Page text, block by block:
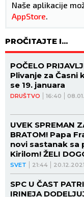
Naše aplikacije
AppStore
PROČITAJTE I...
DRUŠTVO 16:40
POČELO
Plivanje za Časni
se 19. januara
SVET 21:44 20.12.2021
UVEK SPREMAN
BRATOM! Papa
novi sastanak sa
Kirilom! ŽELI
PRAVOSLAVLJEM!
SPC U ČAST
IRINEJA